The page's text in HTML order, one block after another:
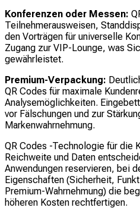
Konferenzen oder Messen:
Teilnehmerausweisen,
den Vorträgen für universelle
Zugang zur VIP-Lounge, was
gewährleistet.
Premium-Verpackung:
QR Codes für maximale
Analysemöglichkeiten.
vor Fälschungen und zur
Markenwahrnehmung.
QR Codes -Technologie für die
Reichweite und Daten
Anwendungen reservieren, bei
Eigenschaften (Sicherheit,
Premium-Wahrnehmung) die
höheren Kosten rechtfertigen.